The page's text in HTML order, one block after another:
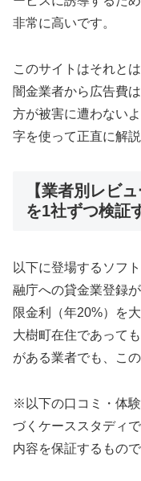
非常に高いです。
このサイトはそれと
闇金業者から広告費
方が被害に遭わない
字を使って正直に解説
【業者別レビ
を1社ずつ検証
以下に登場するソフ
融庁への貸金業登録
限金利（年20%）を
大樹町在住であって
がある業者でも、こ
※以下の口コミ・体
づくケーススタディ
内容を保証するもの